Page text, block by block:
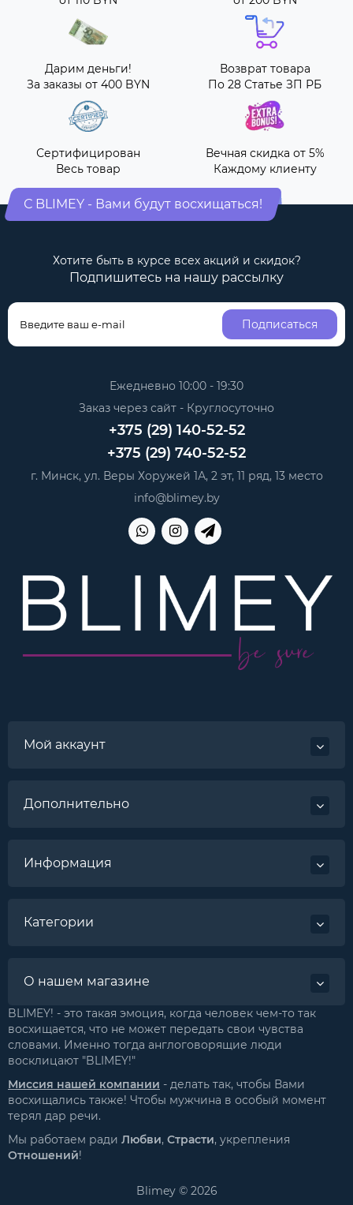
Дарим деньги!
За заказы от 400 BYN
Возврат товара
По 28 Статье ЗП РБ
Сертифицирован
Весь товар
Вечная скидка от 5%
Каждому клиенту
С BLIMEY - Вами будут восхищаться!
Хотите быть в курсе всех акций и скидок?
Подпишитесь на нашу рассылку
Подписаться
Ежедневно 10:00 - 19:30
Заказ через сайт - Круглосуточно
+375 (29) 140-52-52
+375 (29) 740-52-52
г. Минск, ул. Веры Хоружей 1А, 2 эт, 11 ряд, 13 место
info@blimey.by
Мой аккаунт
Дополнительно
Информация
Категории
О нашем магазине
BLIMEY! - это такая эмоция, когда человек чем-то так
восхищается, что не может передать свои чувства
словами. Именно тогда англоговорящие люди
восклицают "BLIMEY!"
Миссия нашей компании - делать так, чтобы Вами
восхищались также! Чтобы мужчина в особый момент
терял дар речи.
Мы работаем ради Любви, Страсти, укрепления
Отношений!
Blimey © 2026